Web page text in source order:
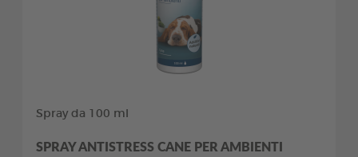
Spray da 100 ml
SPRAY ANTISTRESS CANE PER AMBIENTI